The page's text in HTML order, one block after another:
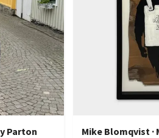
Parton
Mike Blomqvist ·